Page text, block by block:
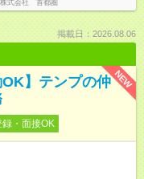
株式会社 首都圏
掲載日：2026.08.06
NEW
OK】テンプの仲
録・面接OK